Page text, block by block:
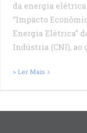
da energia
“Impacto
Energia Elétrica”
Indústria (CNI), ao
> Ler Mais